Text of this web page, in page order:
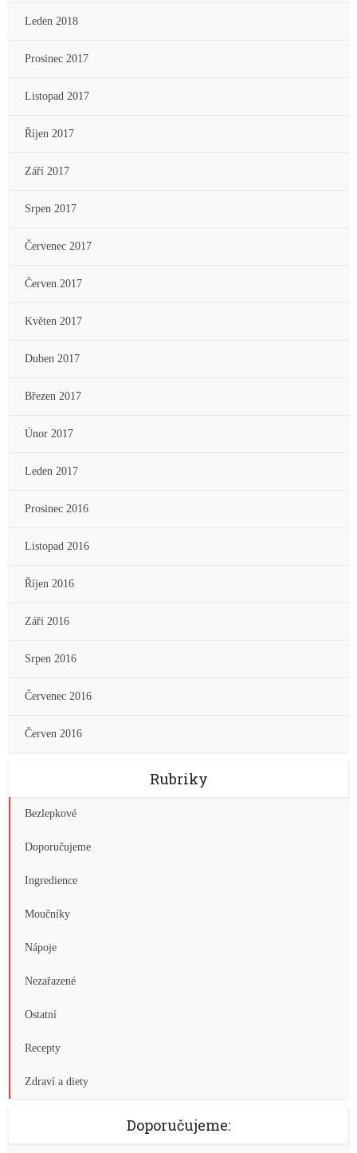
Leden 2018
Prosinec 2017
Listopad 2017
Říjen 2017
Září 2017
Srpen 2017
Červenec 2017
Červen 2017
Květen 2017
Duben 2017
Březen 2017
Únor 2017
Leden 2017
Prosinec 2016
Listopad 2016
Říjen 2016
Září 2016
Srpen 2016
Červenec 2016
Červen 2016
Rubriky
Bezlepkové
Doporučujeme
Ingredience
Moučníky
Nápoje
Nezařazené
Ostatní
Recepty
Zdraví a diety
Doporučujeme: